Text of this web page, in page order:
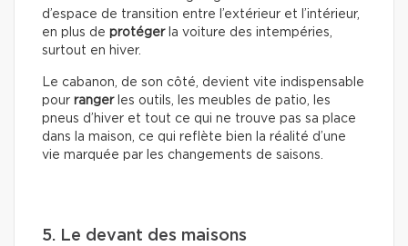
d’espace de transition entre l’extérieur et l’intérieur,
en plus de protégerla voiture des intempéries,
surtout en hiver.
Le cabanon, de son côté, devient vite indispensable
pour rangerles outils, les meubles de patio, les
pneus d’hiver et tout ce qui ne trouve pas sa place
dans la maison, ce qui reflète bien la réalité d’une
vie marquée par les changements de saisons.
5. Le devant des maisons